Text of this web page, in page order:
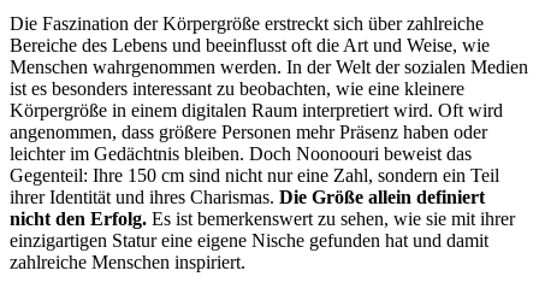
Die Faszination der Körpergröße erstreckt sich über zahlreiche
Bereiche des Lebens und beeinflusst oft die Art und Weise, wie
Menschen wahrgenommen werden. In der Welt der sozialen Medien
ist es besonders interessant zu beobachten, wie eine kleinere
Körpergröße in einem digitalen Raum interpretiert wird. Oft wird
angenommen, dass größere Personen mehr Präsenz haben oder
leichter im Gedächtnis bleiben. Doch Noonoouri beweist das
Gegenteil: Ihre 150 cm sind nicht nur eine Zahl, sondern ein Teil
ihrer Identität und ihres Charismas. Die Größe allein definiert
nicht den Erfolg. Es ist bemerkenswert zu sehen, wie sie mit ihrer
einzigartigen Statur eine eigene Nische gefunden hat und damit
zahlreiche Menschen inspiriert.